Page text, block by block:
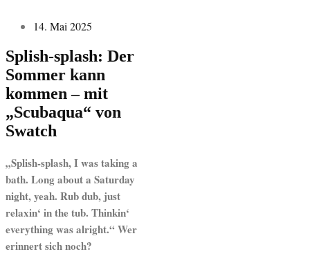
14. Mai 2025
Splish-splash: Der
Sommer kann
kommen – mit
„Scubaqua“ von
Swatch
„Splish-splash, I was taking a
bath. Long about a Saturday
night, yeah. Rub dub, just
relaxin‘ in the tub. Thinkin‘
everything was alright.“ Wer
erinnert sich noch?